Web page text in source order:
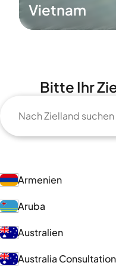
Vietnam
Bitte Ihr
Armenien
Aruba
Australien
Australia Consultation